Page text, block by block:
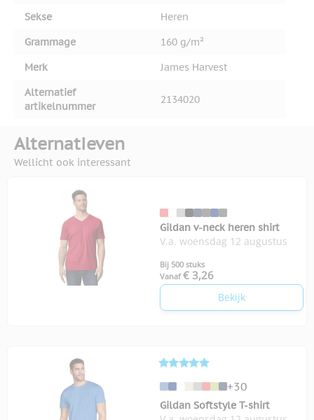
Sekse
Heren
Grammage
160 g/m²
Merk
James Harvest
Alternatief
artikelnummer
2134020
Alternatieven
Wellicht ook interessant
Gildan v-neck heren shirt
V.a. woensdag 12 augustus
Bij 500 stuks
Vanaf € 3,26
Bekijk
+30
Gildan Softstyle T-shirt